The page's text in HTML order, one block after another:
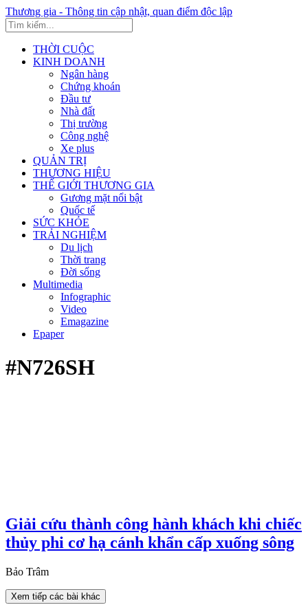
Thương gia - Thông tin cập nhật, quan điểm độc lập
THỜI CUỘC
KINH DOANH
Ngân hàng
Chứng khoán
Đầu tư
Nhà đất
Thị trường
Công nghệ
Xe plus
QUẢN TRỊ
THƯƠNG HIỆU
THẾ GIỚI THƯƠNG GIA
Gương mặt nổi bật
Quốc tế
SỨC KHỎE
TRẢI NGHIỆM
Du lịch
Thời trang
Đời sống
Multimedia
Infographic
Video
Emagazine
Epaper
#N726SH
Giải cứu thành công hành khách khi chiếc
thủy phi cơ hạ cánh khẩn cấp xuống sông
Bảo Trâm
Xem tiếp các bài khác